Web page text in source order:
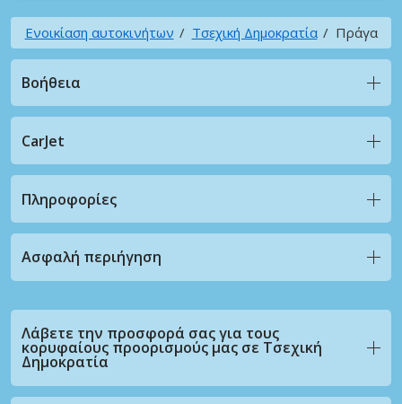
Ενοικίαση αυτοκινήτων Τσεχική Δημοκρατία Πράγα
Βοήθεια
CarJet
Πληροφορίες
Ασφαλή περιήγηση
Λάβετε την προσφορά σας για τους
κορυφαίους προορισμούς μας σε Τσεχική
Δημοκρατία